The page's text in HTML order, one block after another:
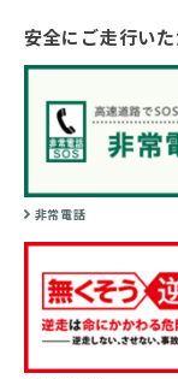
安全にご走行い
非常電話